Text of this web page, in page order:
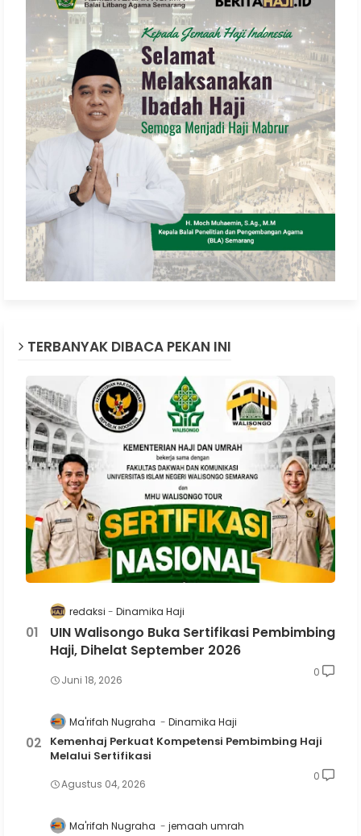
TERBANYAK DIBACA PEKAN INI
redaksi Dinamika Haji
UIN Walisongo Buka Sertifikasi Pembimbing
Haji, Dihelat September 2026
Juni 18, 2026
0
Ma'rifah Nugraha Dinamika Haji
Kemenhaj Perkuat Kompetensi Pembimbing Haji
Melalui Sertifikasi
Agustus 04, 2026
0
Ma'rifah Nugraha jemaah umrah